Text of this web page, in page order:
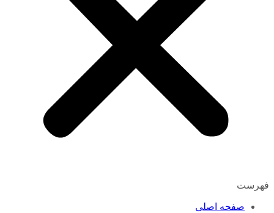
فهرست
صفحه اصلی